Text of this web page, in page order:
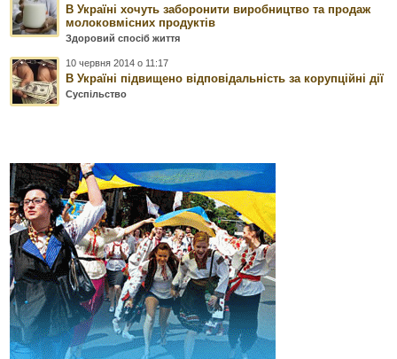
В Україні хочуть заборонити виробництво та продаж
молоковмісних продуктів
Здоровий спосіб життя
10 червня 2014 о 11:17
В Україні підвищено відповідальність за корупційні дії
Суспільство